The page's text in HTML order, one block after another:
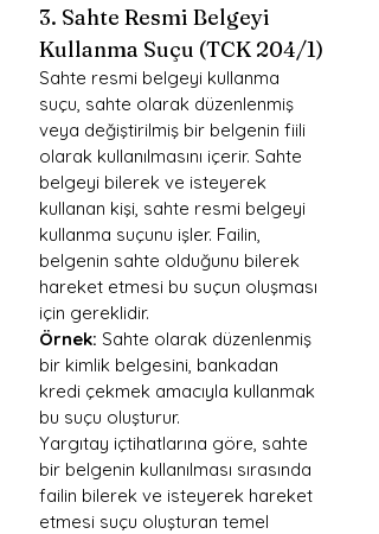
3. Sahte Resmi Belgeyi
Kullanma Suçu (TCK 204/1)
Sahte resmi belgeyi kullanma
suçu, sahte olarak düzenlenmiş
veya değiştirilmiş bir belgenin fiili
olarak kullanılmasını içerir. Sahte
belgeyi bilerek ve isteyerek
kullanan kişi, sahte resmi belgeyi
kullanma suçunu işler. Failin,
belgenin sahte olduğunu bilerek
hareket etmesi bu suçun oluşması
için gereklidir.
Örnek: Sahte olarak düzenlenmiş
bir kimlik belgesini, bankadan
kredi çekmek amacıyla kullanmak
bu suçu oluşturur.
Yargıtay içtihatlarına göre, sahte
bir belgenin kullanılması sırasında
failin bilerek ve isteyerek hareket
etmesi suçu oluşturan temel